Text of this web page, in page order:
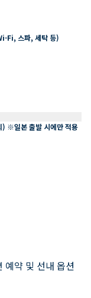
Fi, 스파, 세탁 등)
) ※일본 출발 시에만 적용
예약 및 선내 옵션